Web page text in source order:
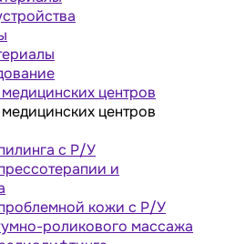
центров
центров
с Р/У
и
кожи с Р/У
роликового массажа